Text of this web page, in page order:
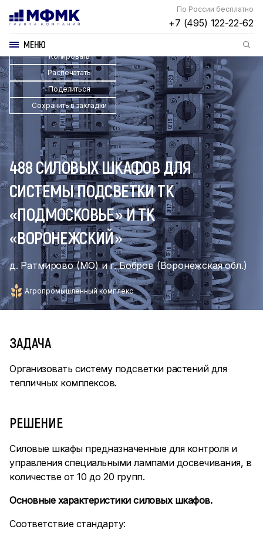
По России бесплатно
+7 (495) 122-22-62
МЕНЮ
Копировать
Распечатать
Поделиться
Сохранить в закладки
488 СИЛОВЫХ ШКАФОВ ДЛЯ
СИСТЕМЫ ПОДСВЕТКИ ТК
«ПОДМОСКОВЬЕ» И ТК
«ВОРОНЕЖСКИЙ»
д. Ратмирово (МО) и г. Бобров (Воронежская обл.)
Агропромышленный комплекс
ЗАДАЧА
Организовать систему подсветки растений для
тепличных комплексов.
РЕШЕНИЕ
Силовые шкафы предназначенные для контроля и
управления специальными лампами досвечивания, в
количестве от 10 до 20 групп.
Основные характеристики силовых шкафов.
Соответствие стандарту: